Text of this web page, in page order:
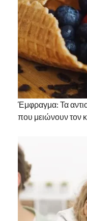
Έμφραγμα: Τα
που μειώνουν τον